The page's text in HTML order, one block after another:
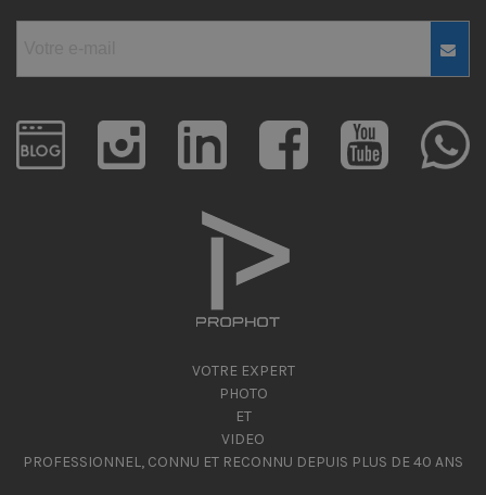
VOTRE EXPERT
PHOTO
ET
VIDEO
PROFESSIONNEL, CONNU ET RECONNU DEPUIS PLUS DE 40 ANS